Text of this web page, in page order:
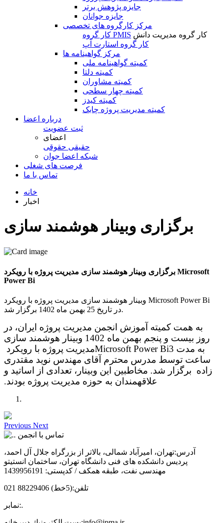
جایزه پژوهش برتر
جایزه جوانان
مرکز کارگروه های تخصصی
کار گروه PMIS کار گروه مدیریت دانش
کار گروه استارت آپ
مرکز گواهینامه ها
کمیته گواهینامه ملی
کمیته دلتا
کمیته مشاوران
کمیته چهار سطحی
کمیته کیدز
کمیته مدیریت پروژه چابک
درباره اعضا
ثبت عضویت
اعضای
حقیقی حقوقی
شبكه اعضا جوان
فرصت های شغلی
تماس با ما
خانه
اخبار
برگزاری وبینار هوشمند سازی
مدیریت پروژه با رویکرد
Microsoft Power Bi
برگزاری وبینار هوشمند سازی مدیریت پروژه با رویکرد Microsoft
Power Bi
وبینار هوشمند سازی مدیریت پروژه با رویکرد Microsoft Power Bi
در تاریخ 25 بهمن ماه 1402 برگزار شد.
به همت کمیته آموزش انجمن مدیریت پروژه ایران، در
روز بیست و پنجم بهمن ماه 1402 وبینار هوشمند سازی
مدیریت پروژه با رویکردMicrosoft Power Biبه مدت 3
ساعت توسط مدرس محترم آقای مهندس نوید مقتدری
زاده برگزار شد. مخاطبین این وبینار، تعدادی از اساتید و
علاقه­مندان به حوزه مدیریت پروژه بودند.
Previous Next
تماس با انجمن
آدرس:تهران، امیرآباد شمالی، بالاتر از بزرگراه جلال آل احمد،
پردیس دانشکده های فنی دانشگاه تهران، ساختمان انستیتو
مهندسی نفت، طبقه همکف / کدپستی: 1439956191
تلفن:(5خط) 88229406 021
نمابر:.